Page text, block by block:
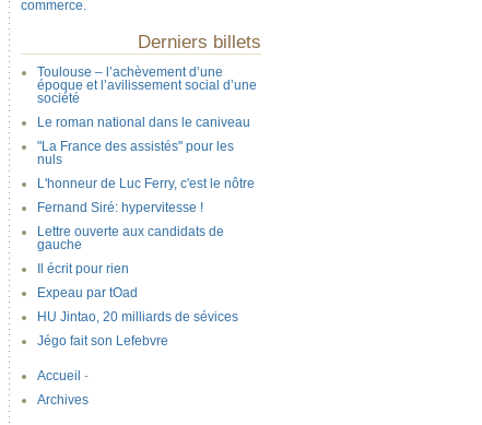
Derniers billets
Toulouse – l’achèvement d’une
époque et l’avilissement social d’une
société
Le roman national dans le caniveau
"La France des assistés" pour les
nuls
L'honneur de Luc Ferry, c'est le nôtre
Fernand Siré: hypervitesse !
Lettre ouverte aux candidats de
gauche
Il écrit pour rien
Expeau par tOad
HU Jintao, 20 milliards de sévices
Jégo fait son Lefebvre
Accueil -
Archives